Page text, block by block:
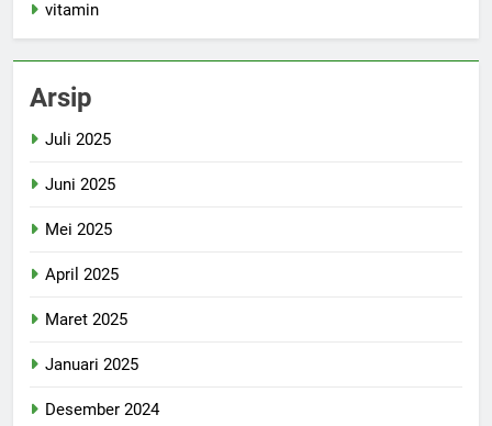
vitamin
Arsip
Juli 2025
Juni 2025
Mei 2025
April 2025
Maret 2025
Januari 2025
Desember 2024